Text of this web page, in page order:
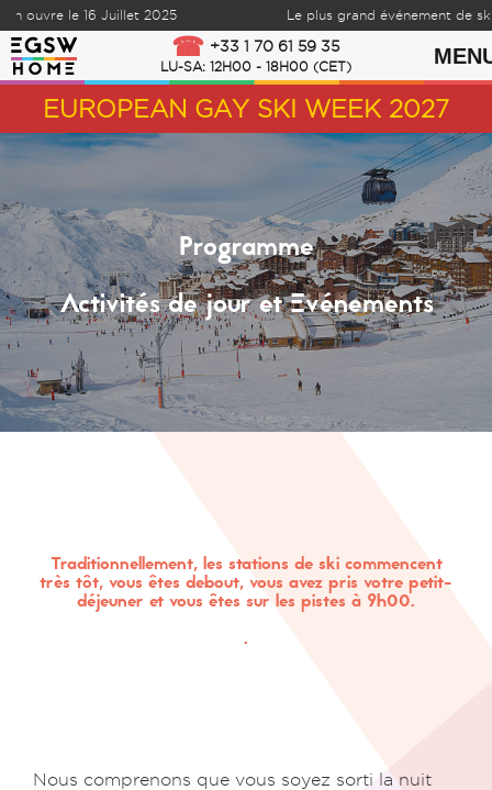
le 16 Juillet 2025 Le plus grand événement de ski et
Skip to content +33 1 70 61 59 35
LU-SA: 12H00 - 18H00 (CET)
EUROPEAN GAY SKI WEEK 2027
Programme
Activités de jour et Evénements
Traditionnellement, les stations de ski commencent
très tôt, vous êtes debout, vous avez pris votre petit-
déjeuner et vous êtes sur les pistes à 9h00.
.
Nous comprenons que vous soyez sorti la nuit